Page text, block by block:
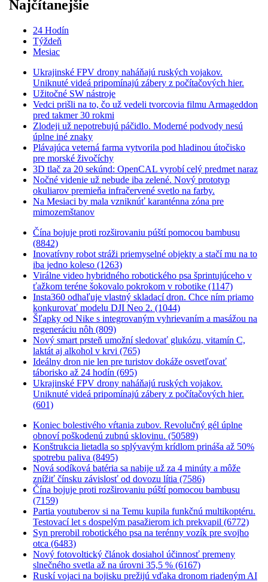
Najčítanejšie
24 Hodín
Týždeň
Mesiac
Ukrajinské FPV drony naháňajú ruských vojakov.
Uniknuté videá pripomínajú zábery z počítačových hier.
Užitočné SW nástroje
Vedci prišli na to, čo už vedeli tvorcovia filmu Armageddon
pred takmer 30 rokmi
Zlodeji už nepotrebujú páčidlo. Moderné podvody nesú
úplne iné znaky
Plávajúca veterná farma vytvorila pod hladinou útočisko
pre morské živočíchy
3D tlač za 20 sekúnd: OpenCAL vyrobí celý predmet naraz
Nočné videnie už nebude iba zelené. Nový prototyp
okuliarov premieňa infračervené svetlo na farby.
Na Mesiaci by mala vzniknúť karanténna zóna pre
mimozemštanov
Čína bojuje proti rozširovaniu púští pomocou bambusu
(8842)
Inovatívny robot stráži priemyselné objekty a stačí mu na to
iba jedno koleso (1263)
Virálne video hybridného robotického psa šprintujúceho v
ťažkom teréne šokovalo pokrokom v robotike (1147)
Insta360 odhaľuje vlastný skladací dron. Chce ním priamo
konkurovať modelu DJI Neo 2. (1044)
Šľapky od Nike s integrovaným vyhrievaním a masážou na
regeneráciu nôh (809)
Nový smart prsteň umožní sledovať glukózu, vitamín C,
laktát aj alkohol v krvi (765)
Ideálny dron nie len pre turistov dokáže osvetľovať
táborisko až 24 hodín (695)
Ukrajinské FPV drony naháňajú ruských vojakov.
Uniknuté videá pripomínajú zábery z počítačových hier.
(601)
Koniec bolestivého vŕtania zubov. Revolučný gél úplne
obnoví poškodenú zubnú sklovinu. (50589)
Konštrukcia lietadla so splývavým krídlom prináša až 50%
spotrebu paliva (8495)
Nová sodíková batéria sa nabije už za 4 minúty a môže
znížiť čínsku závislosť od dovozu lítia (7586)
Čína bojuje proti rozširovaniu púští pomocou bambusu
(7159)
Partia youtuberov si na Temu kupila funkčnú multikoptéru.
Testovací let s dospelým pasažierom ich prekvapil (6772)
Syn prerobil robotického psa na terénny vozík pre svojho
otca (6483)
Nový fotovoltický článok dosiahol účinnosť premeny
slnečného svetla až na úrovni 35,5 % (6167)
Ruskí vojaci na bojisku prežijú vďaka dronom riadeným AI